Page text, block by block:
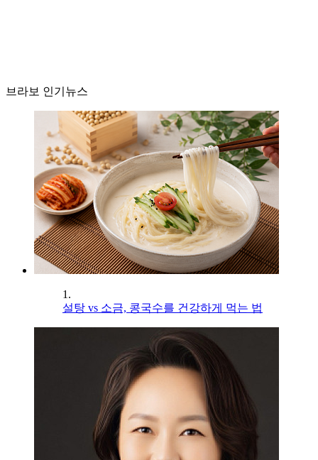
브라보 인기뉴스
1.
설탕 vs 소금, 콩국수를 건강하게 먹는 법